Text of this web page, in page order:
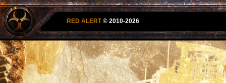
RED ALERT © 2010-2026